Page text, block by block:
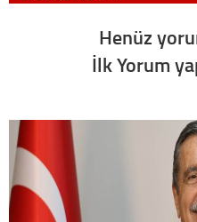
Henüz
İlk Yorum